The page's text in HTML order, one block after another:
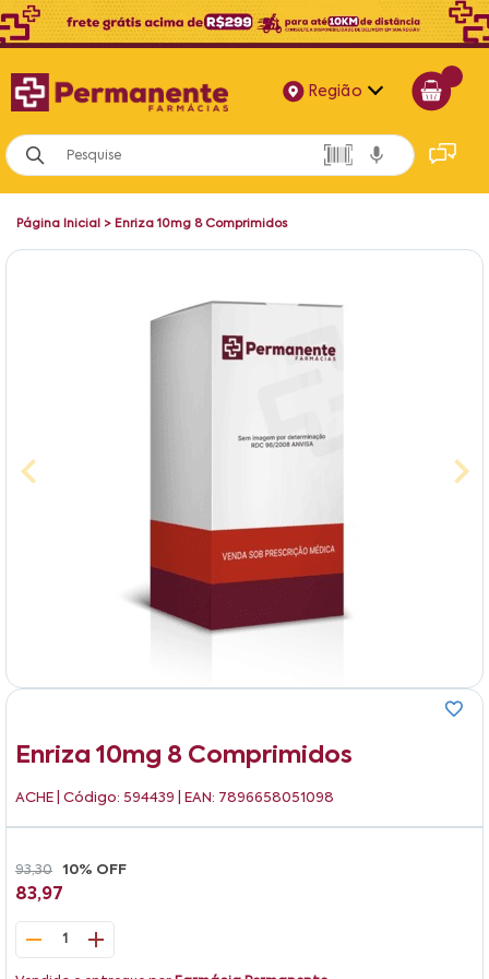
Região
Alagoas
Bahia
Página Inicial > Enriza 10mg 8 Comprimidos
Enriza 10mg 8 Comprimidos
ACHE | Código: 594439 | EAN: 7896658051098
93,30 10% OFF
83,97
1